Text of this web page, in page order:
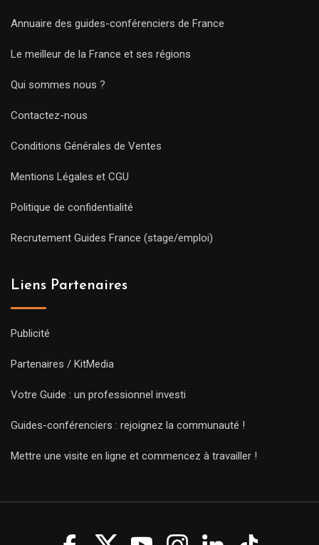
Annuaire des guides-conférenciers de France
Le meilleur de la France et ses régions
Qui sommes nous ?
Contactez-nous
Conditions Générales de Ventes
Mentions Légales et CGU
Politique de confidentialité
Recrutement Guides France (stage/emploi)
Liens Partenaires
Publicité
Partenaires / KitMedia
Votre Guide : un professionnel investi
Guides-conférenciers : rejoignez la communauté !
Mettre une visite en ligne et commencez à travailler !